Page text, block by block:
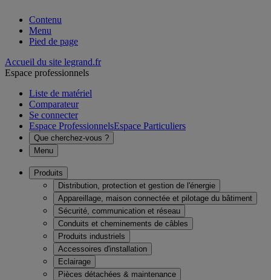
Contenu
Menu
Pied de page
Accueil du site legrand.fr
Espace professionnels
Liste de matériel
Comparateur
Se connecter
Espace ProfessionnelsEspace Particuliers
Que cherchez-vous ?
Menu
Produits
Distribution, protection et gestion de l'énergie
Appareillage, maison connectée et pilotage du bâtiment
Sécurité, communication et réseau
Conduits et cheminements de câbles
Produits industriels
Accessoires d'installation
Eclairage
Pièces détachées & maintenance